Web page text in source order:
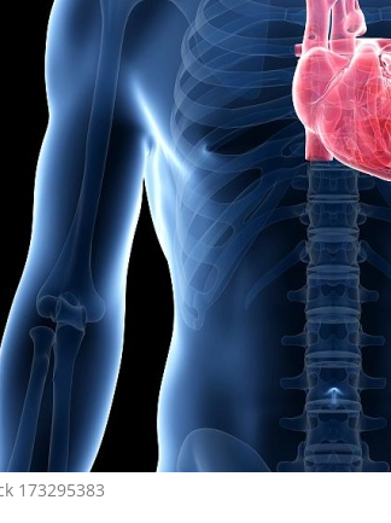
173295383